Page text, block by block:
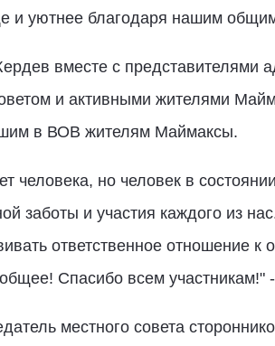
и уютнее благодаря нашим
вместе с представителями
и активными жителями
в ВОВ жителям Маймаксы.
человека, но человек в
заботы и участия каждого из
ответственное отношение
Спасибо всем
местного совета